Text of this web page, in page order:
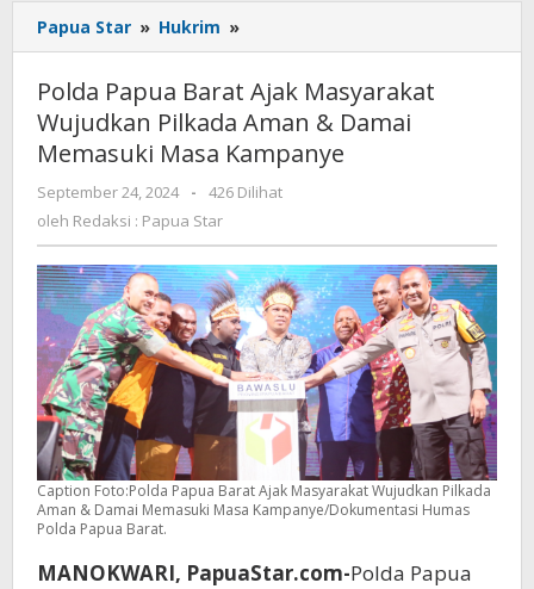
Papua Star » Hukrim »
Papua
Ajak
Masyarakat
Wujudkan
Aman
Damai
Memasuki
Masa
Kampanye
Polda Papua Barat Ajak Masyarakat
Wujudkan Pilkada Aman & Damai
Memasuki Masa Kampanye
September 24, 2024
oleh
Redaksi
Star
-
426 Dilihat
oleh Redaksi : Papua Star
Caption Foto:Polda Papua Barat Ajak Masyarakat Wujudkan Pilkada
Aman & Damai Memasuki Masa Kampanye/Dokumentasi Humas
Polda Papua Barat.
MANOKWARI, PapuaStar.com-Polda Papua